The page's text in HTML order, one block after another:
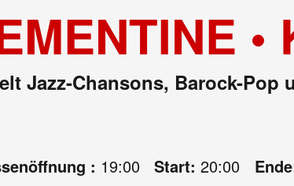
•
Jazz-Chansons, Barock-Pop
: 19:00 Start: 20:00